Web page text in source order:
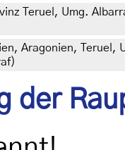
Teruel, Umg.
Aragonien,
der